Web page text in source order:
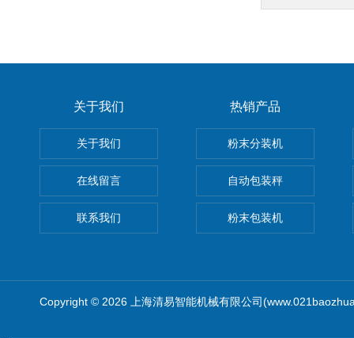
关于我们
关于我们
在线留言
联系我们
热销产品
粉末分装机
自动包装秤
粉末包装机
Copyright © 2026 上海清易智能机械有限公司